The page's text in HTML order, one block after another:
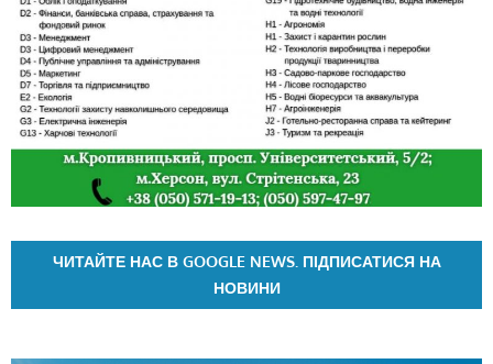
ЧИТАЙТЕ НАС В GOOGLE NEWS. ПІДПИСАТИСЯ НА
НОВИНИ